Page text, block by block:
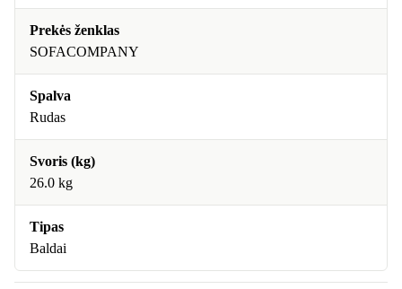
Prekės ženklas
SOFACOMPANY
Spalva
Rudas
Svoris (kg)
26.0 kg
Tipas
Baldai